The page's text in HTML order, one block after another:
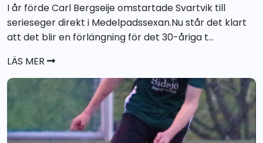
I år förde Carl Bergseije omstartade Svartvik till
serieseger direkt i Medelpadssexan.Nu står det klart
att det blir en förlängning för det 30-åriga t...
LÄS MER